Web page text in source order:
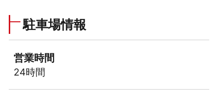
駐車場情報
営業時間
24時間